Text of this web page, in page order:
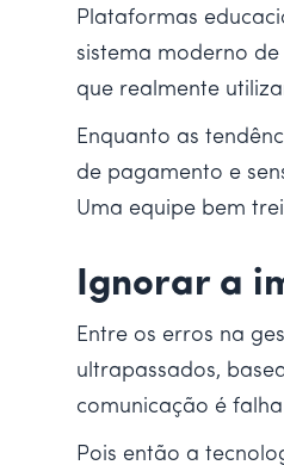
Plataformas
sistema moderno
que realmente
Enquanto as
de pagamento e
Uma equipe bem
Ignorar a
Entre os erros na
ultrapassados,
comunicação é
Pois então a